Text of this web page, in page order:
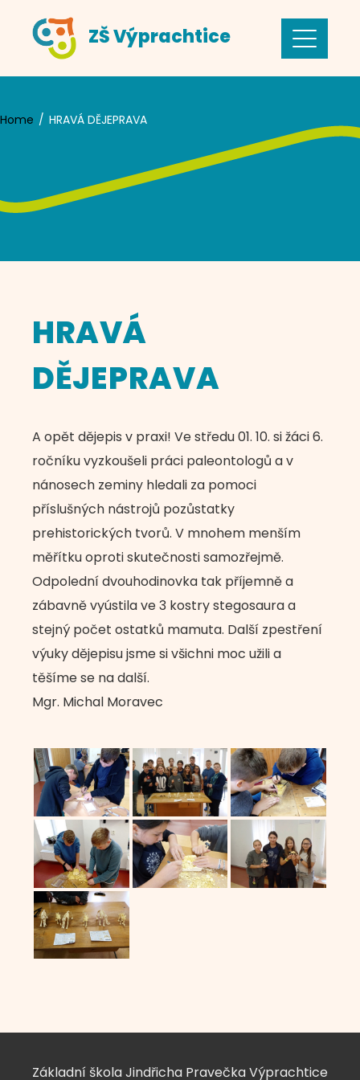
content
ZŠ Výprachtice
Home HRAVÁ DĚJEPRAVA
HRAVÁ
DĚJEPRAVA
A opět dějepis v praxi! Ve středu 01. 10. si žáci 6.
ročníku vyzkoušeli práci paleontologů a v
nánosech zeminy hledali za pomoci
příslušných nástrojů pozůstatky
prehistorických tvorů. V mnohem menším
měřítku oproti skutečnosti samozřejmě.
Odpolední dvouhodinovka tak příjemně a
zábavně vyústila ve 3 kostry stegosaura a
stejný počet ostatků mamuta. Další zpestření
výuky dějepisu jsme si všichni moc užili a
těšíme se na další.
Mgr. Michal Moravec
Základní škola Jindřicha Pravečka Výprachtice